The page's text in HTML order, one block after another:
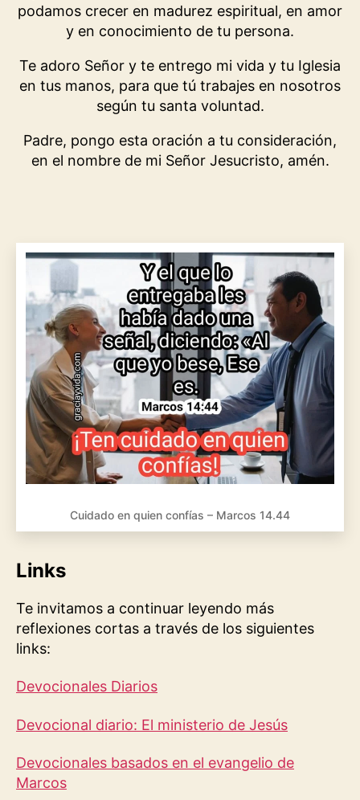
podamos crecer en madurez espiritual, en amor
y en conocimiento de tu persona.
Te adoro Señor y te entrego mi vida y tu Iglesia
en tus manos, para que tú trabajes en nosotros
según tu santa voluntad.
Padre, pongo esta oración a tu consideración,
en el nombre de mi Señor Jesucristo, amén.
Cuidado en quien confías – Marcos 14.44
Links
Te invitamos a continuar leyendo más
reflexiones cortas a través de los siguientes
links:
Devocionales Diarios
Devocional diario: El ministerio de Jesús
Devocionales basados en el evangelio de
Marcos